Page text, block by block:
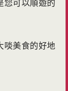
您可以順遊的
啖美食的好地